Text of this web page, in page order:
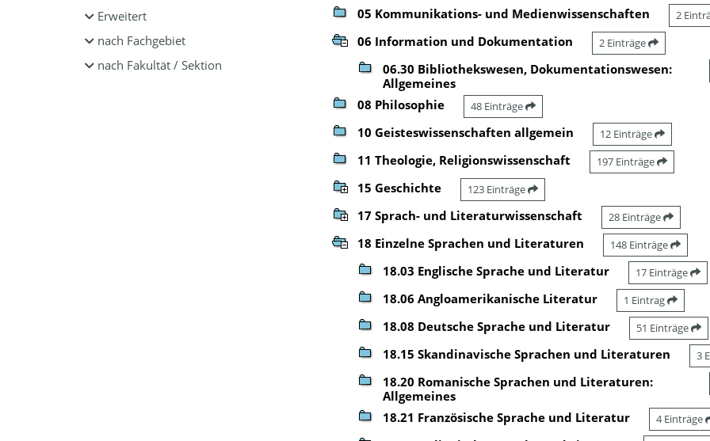
Erweitert
nach Fachgebiet
nach Fakultät / Sektion
05 Kommunikations- und Medienwissenschaften
2
06 Information und Dokumentation 2 Einträge
06.30 Bibliothekswesen, Dokumentationswesen:
Allgemeines
08 Philosophie 48 Einträge
10 Geisteswissenschaften allgemein 12 Einträge
11 Theologie, Religionswissenschaft 197 Einträge
15 Geschichte 123 Einträge
17 Sprach- und Literaturwissenschaft 28 Einträge
18 Einzelne Sprachen und Literaturen 148 Einträge
18.03 Englische Sprache und Literatur 17 Einträge
18.06 Angloamerikanische Literatur 1 Eintrag
18.08 Deutsche Sprache und Literatur 51 Einträge
18.15 Skandinavische Sprachen und Literaturen 3
18.20 Romanische Sprachen und Literaturen:
Allgemeines
18.21 Französische Sprache und Literatur 4 Einträge